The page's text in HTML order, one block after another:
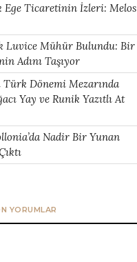
Ege Ticaretinin İzleri: Melos
Luvice Mühür Bulundu: Bir
Adını Taşıyor
Türk Dönemi Mezarında
Yay ve Runik Yazıtlı At
Nadir Bir Yunan
YORUMLAR